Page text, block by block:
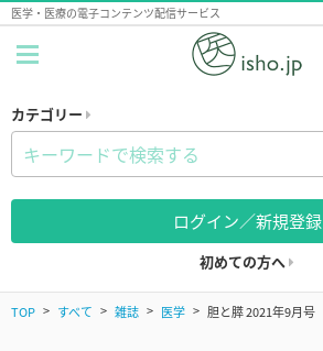
医学・医療の電子コンテンツ配信サービス
カテゴリー
ログイン／新規登録
初めての方へ
TOP すべて 雑誌 医学 胆と膵 2021年9月号